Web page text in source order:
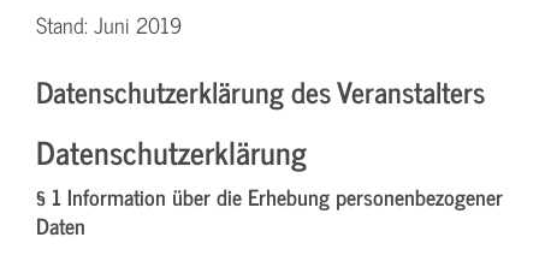
Stand: Juni 2019
Datenschutzerklärung des Veranstalters
Datenschutzerklärung
§ 1 Information über die Erhebung personenbezogener
Daten